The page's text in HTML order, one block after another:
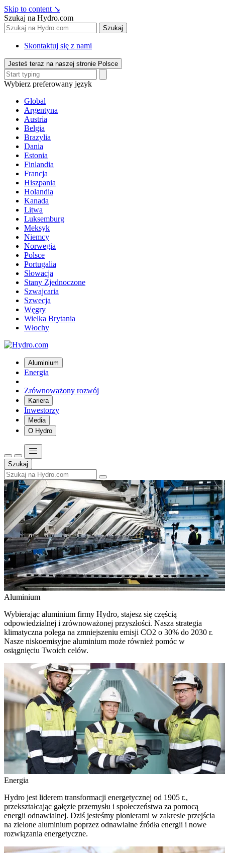
Skip to content ↘
Szukaj na Hydro.com
Szukaj
Skontaktuj się z nami
Jesteś teraz na naszej stronie Polsce
Wybierz preferowany język
Global
Argentyna
Austria
Belgia
Brazylia
Dania
Estonia
Finlandia
Francja
Hiszpania
Holandia
Kanada
Litwa
Luksemburg
Meksyk
Niemcy
Norwegia
Polsce
Portugalia
Słowacja
Stany Zjednoczone
Szwajcaria
Szwecja
Węgry
Wielka Brytania
Włochy
Aluminium
Energia
Zrównoważony rozwój
Kariera
Inwestorzy
Media
O Hydro
Szukaj
Aluminium
Wybierając aluminium firmy Hydro, stajesz się częścią
odpowiedzialnej i zrównoważonej przyszłości. Nasza strategia
klimatyczna polega na zmniejszeniu emisji CO2 o 30% do 2030 r.
Nasze niskoemisyjne aluminium może również pomóc w
osiągnięciu Twoich celów.
Energia
Hydro jest liderem transformacji energetycznej od 1905 r.,
przekształcając gałęzie przemysłu i społeczeństwa za pomocą
energii odnawialnej. Dziś jesteśmy pionierami w zakresie przejścia
na zielone aluminium poprzez odnawialne źródła energii i nowe
rozwiązania energetyczne.